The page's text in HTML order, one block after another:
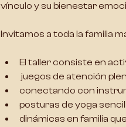
vínculo y su bienestar
Invitamos a toda la familia
El taller consiste en
juegos de atención
conectando con
posturas de yoga
dinámicas en familia